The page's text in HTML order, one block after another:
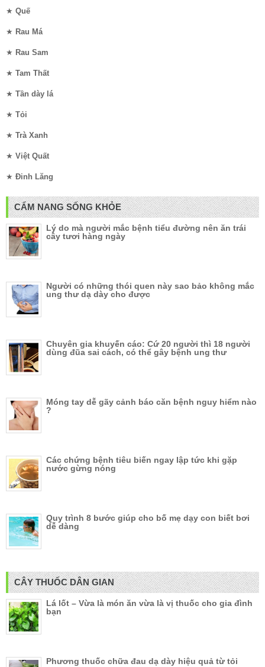
★ Quế
★ Rau Má
★ Rau Sam
★ Tam Thất
★ Tần dày lá
★ Tỏi
★ Trà Xanh
★ Việt Quất
★ Đinh Lăng
CẨM NANG SỐNG KHỎE
Lý do mà người mắc bệnh tiểu đường nên ăn trái
cây tươi hàng ngày
Người có những thói quen này sao bảo không mắc
ung thư dạ dày cho được
Chuyên gia khuyến cáo: Cứ 20 người thì 18 người
dùng đũa sai cách, có thể gây bệnh ung thư
Móng tay dễ gãy cảnh báo căn bệnh nguy hiểm nào
?
Các chứng bệnh tiêu biến ngay lập tức khi gặp
nước gừng nóng
Quy trình 8 bước giúp cho bố mẹ dạy con biết bơi
dễ dàng
CÂY THUỐC DÂN GIAN
Lá lốt – Vừa là món ăn vừa là vị thuốc cho gia đình
bạn
Phương thuốc chữa đau dạ dày hiệu quả từ tỏi